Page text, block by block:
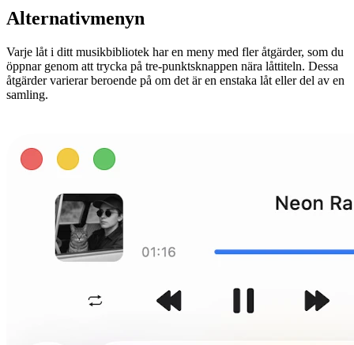
Alternativmenyn
Varje låt i ditt musikbibliotek har en meny med fler åtgärder, som du
öppnar genom att trycka på tre-punktsknappen nära låttiteln. Dessa
åtgärder varierar beroende på om det är en enstaka låt eller del av en
samling.